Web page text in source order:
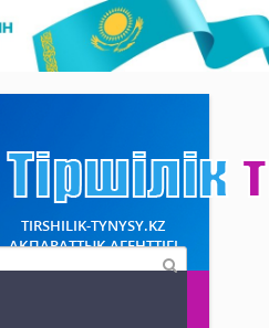
TIRSHILIK-TYNYSY.KZ
АҚПАРАТТЫҚ АГЕНТТІГІ